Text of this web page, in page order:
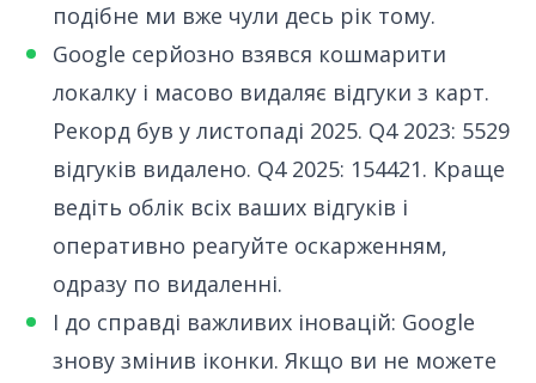
подібне ми вже чули десь рік тому.
Google серйозно взявся кошмарити
локалку і масово видаляє відгуки з карт.
Рекорд був у листопаді 2025. Q4 2023: 5529
відгуків видалено. Q4 2025: 154421. Краще
ведіть облік всіх ваших відгуків і
оперативно реагуйте оскарженням,
одразу по видаленні.
І до справді важливих іновацій: Google
знову змінив іконки. Якщо ви не можете